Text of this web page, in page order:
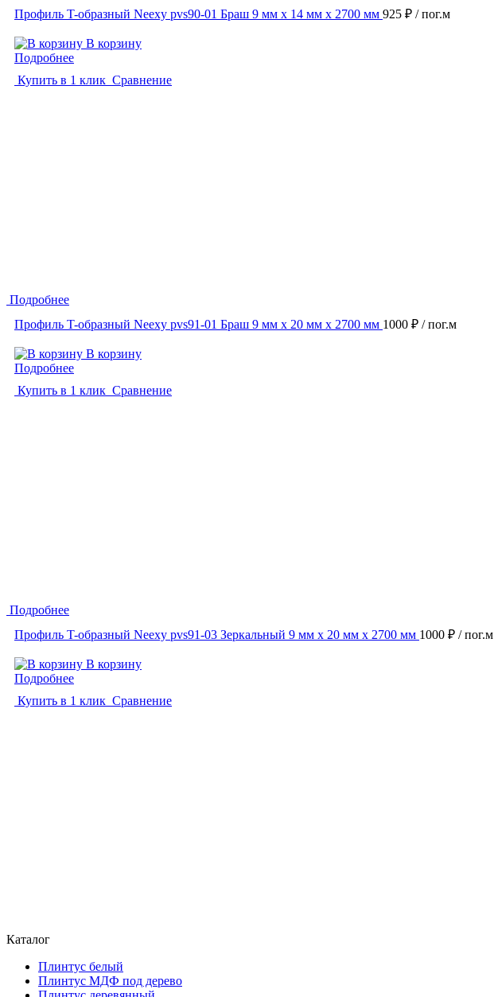
Профиль T-образный Neexy pvs90-01 Браш 9 мм x 14 мм х 2700 мм 925 ₽ / пог.м
В корзину
Подробнее
Купить в 1 клик Сравнение
Подробнее
Профиль T-образный Neexy pvs91-01 Браш 9 мм x 20 мм х 2700 мм 1000 ₽ / пог.м
В корзину
Подробнее
Купить в 1 клик Сравнение
Подробнее
Профиль T-образный Neexy pvs91-03 Зеркальный 9 мм x 20 мм х 2700 мм 1000 ₽ / пог.м
В корзину
Подробнее
Купить в 1 клик Сравнение
Каталог
Плинтус белый
Плинтус МДФ под дерево